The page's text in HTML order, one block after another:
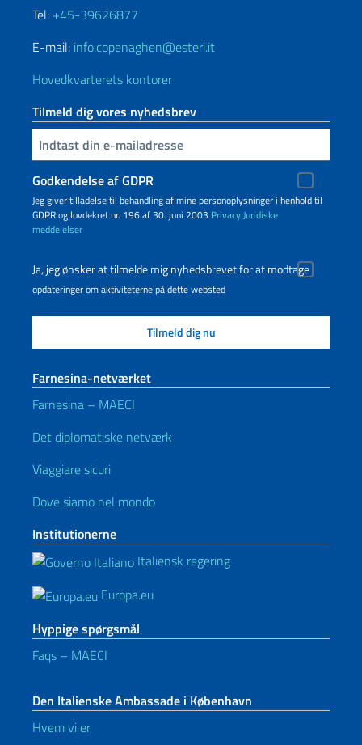
Tel: +45-39626877
E-mail: info.copenaghen@esteri.it
Hovedkvarterets kontorer
Tilmeld dig vores nyhedsbrev
Indtast din e-mailadresse
Godkendelse af GDPR
Jeg giver tilladelse til behandling af mine personoplysninger i henhold til
GDPR og lovdekret nr. 196 af 30. juni 2003 PrivacyJuridiske
meddelelser
Ja, jeg ønsker at tilmelde mig nyhedsbrevet for at modtage
opdateringer om aktiviteterne på dette websted
Farnesina-netværket
Farnesina – MAECI
Det diplomatiske netværk
Viaggiare sicuri
Dove siamo nel mondo
Institutionerne
Italiensk regering
Europa.eu
Hyppige spørgsmål
Faqs – MAECI
Den Italienske Ambassade i København
Hvem vi er